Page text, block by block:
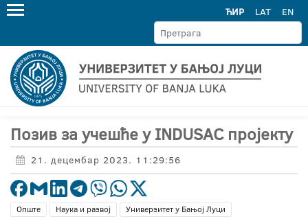
ЋИР LAT EN
Позив за учешће у INDUSAC пројекту
21. децембар 2023. 11:29:56
Опште Наука и развој Универзитет у Бањој Луци